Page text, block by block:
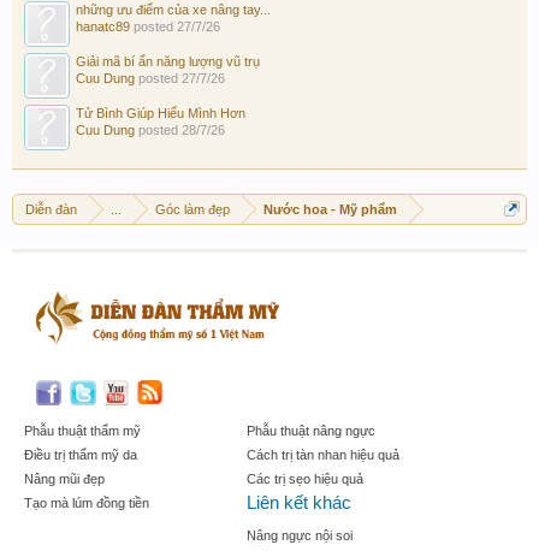
những ưu điểm của xe nâng tay...
hanatc89 posted 27/7/26
Giải mã bí ẩn năng lượng vũ trụ
Cuu Dung posted 27/7/26
Tử Bình Giúp Hiểu Mình Hơn
Cuu Dung posted 28/7/26
Diễn đàn Góc làm đẹp Nước hoa - Mỹ phẩm
Phẫu thuật thẩm mỹ
Điều trị thẩm mỹ da
Nâng mũi đẹp
Tạo mà lúm đồng tiền
Phẫu thuật nâng ngực
Cách trị tàn nhan hiệu quả
Các trị sẹo hiệu quả
Liên kết khác
Nâng ngực nội soi